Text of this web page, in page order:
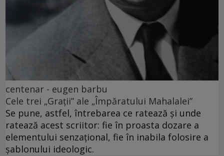
centenar - eugen barbu
Cele trei „Grații” ale „Împăratului Mahalalei”
Se pune, astfel, întrebarea ce ratează și unde
ratează acest scriitor: fie în proasta dozare a
elementului senzațional, fie în inabila folosire a
șablonului ideologic.